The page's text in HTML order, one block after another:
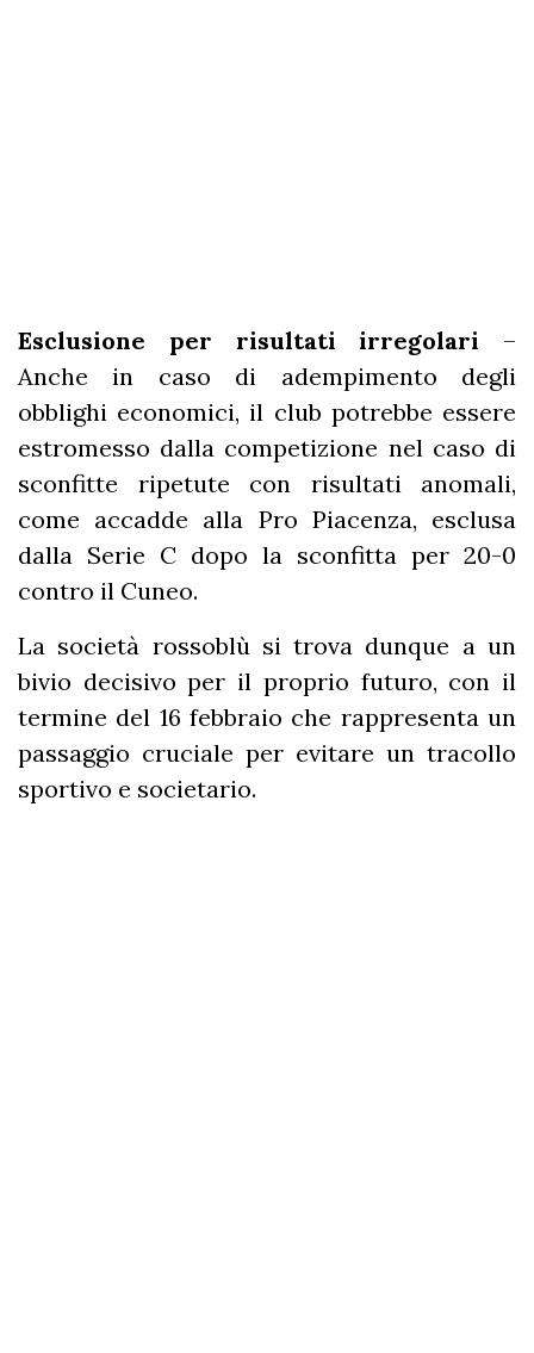
Esclusione per risultati irregolari –
Anche in caso di adempimento degli
obblighi economici, il club potrebbe essere
estromesso dalla competizione nel caso di
sconfitte ripetute con risultati anomali,
come accadde alla Pro Piacenza, esclusa
dalla Serie C dopo la sconfitta per 20-0
contro il Cuneo.
La società rossoblù si trova dunque a un
bivio decisivo per il proprio futuro, con il
termine del 16 febbraio che rappresenta un
passaggio cruciale per evitare un tracollo
sportivo e societario.